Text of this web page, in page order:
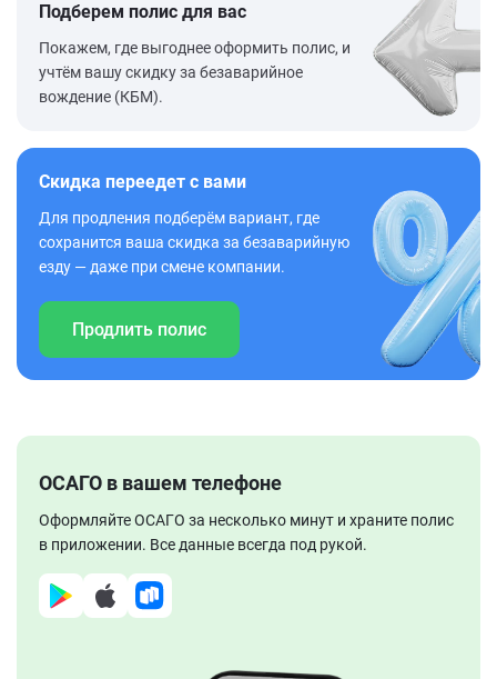
Подберем полис для вас
Покажем, где выгоднее оформить полис, и
учтём вашу скидку за безаварийное
вождение (КБМ).
Скидка переедет с вами
Для продления подберём вариант, где
сохранится ваша скидка за безаварийную
езду — даже при смене компании.
Продлить полис
ОСАГО в вашем телефоне
Оформляйте ОСАГО за несколько минут и храните полис
в приложении. Все данные всегда под рукой.